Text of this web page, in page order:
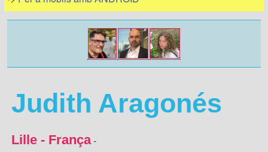
Judith Aragonés
Lille - França-